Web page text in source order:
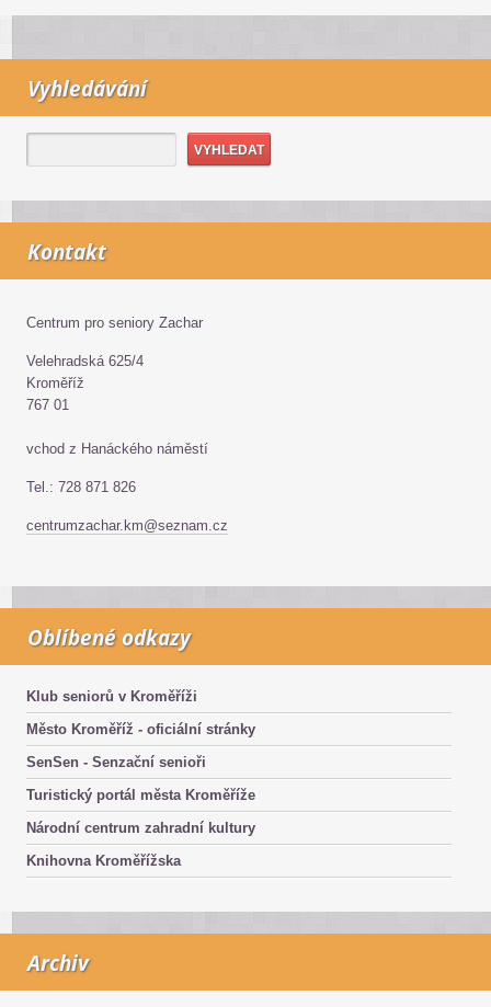
Vyhledávání
Kontakt
Centrum pro seniory Zachar
Velehradská 625/4
Kroměříž
767 01
vchod z Hanáckého náměstí
Tel.: 728 871 826
centrumzachar.km@seznam.cz
Oblíbené odkazy
Klub seniorů v Kroměříži
Město Kroměříž - oficiální stránky
SenSen - Senzační senioři
Turistický portál města Kroměříže
Národní centrum zahradní kultury
Knihovna Kroměřížska
Archiv